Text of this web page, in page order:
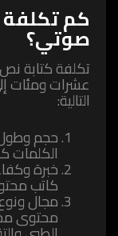
كم
صوتي؟
تكلفة كتابة
عشرات ومئات
التالية:
حجم
الكلمات
خبرة
كاتب
مجال
محتوى